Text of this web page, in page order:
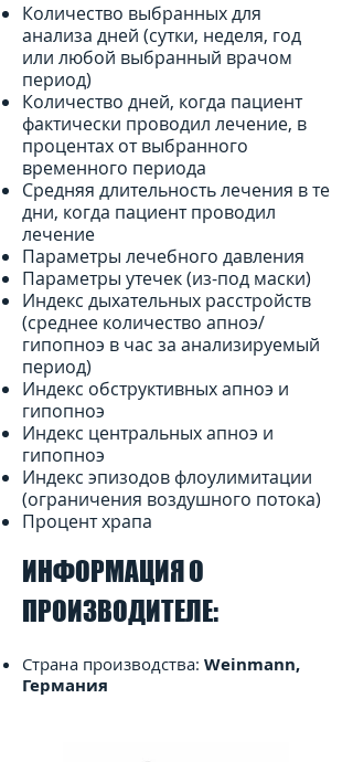
Количество выбранных для
анализа дней (сутки, неделя, год
или любой выбранный врачом
период)
Количество дней, когда пациент
фактически проводил лечение, в
процентах от выбранного
временного периода
Средняя длительность лечения в те
дни, когда пациент проводил
лечение
Параметры лечебного давления
Параметры утечек (из-под маски)
Индекс дыхательных расстройств
(среднее количество апноэ/
гипопноэ в час за анализируемый
период)
Индекс обструктивных апноэ и
гипопноэ
Индекс центральных апноэ и
гипопноэ
Индекс эпизодов флоулимитации
(ограничения воздушного потока)
Процент храпа
ИНФОРМАЦИЯ О
ПРОИЗВОДИТЕЛЕ:
Страна производства: Weinmann,
Германия